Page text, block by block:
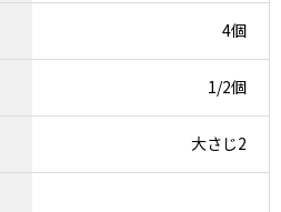
4個
1/2個
大さじ2